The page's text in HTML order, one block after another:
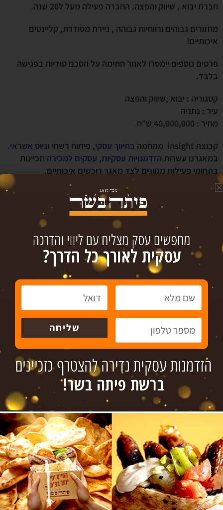
חברת יבוא , שיווק והפצה. החברה פעילה מעל ל20 שנה.
מחזורים גבוהים ורווחיות גבוהה , ניירת מסודרת, קליינטים
איכותיים!
פרטים נוספים יימסרו לאחר חתימה על הסכם סודיות בפגישה
בלבד.
קטגוריה : יבוא ,שיווק והפצה
עיר : נתניה
מחיר : 40,000,000 ש"ח
קבוצת insight מתחמה
בתיווך עסקי, פיתוח רשתי וגיוס אשראי.
במאגרנו עשרות הזדמנויות עסקיות, עסקים למכירה וזכיינות
בתחומי פעילות מגוונים לצד מאגר רוכשים איכותיים.
לפרטים נוספים צרו קשר עכשיו
צור קשר
טל´: 072-3718936
www.insight-israel.co.il
שעות פעילות
ימים א-ה 9:00-18:00
ימי שישי סגור
מפת האתר
דף הבית
אודותינו
גיוס אשראי
קנייה ומכירת עסקים
מאגר עסקים למכירה לפי תחומים